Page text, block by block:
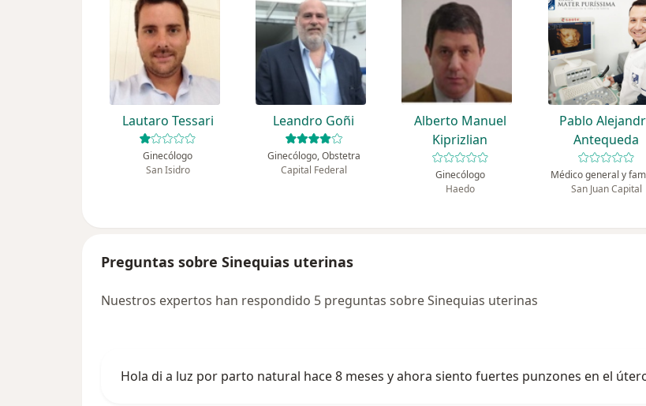
Lautaro Tessari
Ginecólogo
San Isidro
Leandro Goñi
Ginecólogo, Obstetra
Capital Federal
Alberto Manuel
Kiprizlian
Ginecólogo
Haedo
Pablo
Antequeda
Médico general y
San Juan Capital
Preguntas sobre Sinequias uterinas
Nuestros expertos han respondido 5 preguntas sobre Sinequias uterinas
Hola di a luz por parto natural hace 8 meses y ahora siento fuertes punzones en el